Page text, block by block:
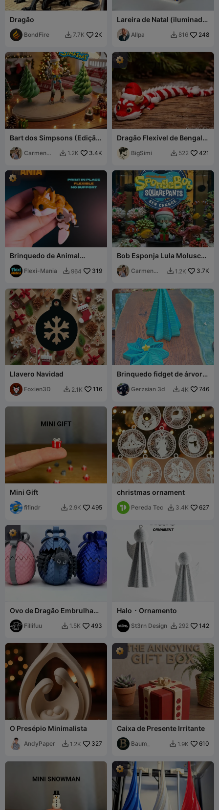
Dragão
BondFire  7.7K 2K
Lareira de Natal (iluminada)
// Lareira de Natal
(iluminada)
Allpa  816 248
Bart dos Simpsons (Edição
Natal x Fortnite)
Carmen
 1.2K 3.4K
Dragão Flexível de Bengala
Doce
BigSimi  522 421
Brinquedo de Animal
Imprimível Totalmente
Articulado Flexi Fox
Flexi-Mania  964 319
Bob Esponja Lula Molusco
(Edição de Natal)
Carmen
 1.2K 3.7K
Llavero Navidad
Foxien3D  2.1K 116
Brinquedo fidget de árvore
de Natal
Gerzsian 3d  4K 746
Mini Gift
fifindr  2.9K 495
christmas ornament
Pereda Tec  3.4K 627
Ovo de Dragão Embrulhado
para Presente
Fillifuu  1.5K 493
Halo ⬝ Ornamento
St3rn Design  292 142
O Presépio Minimalista
AndyPaper  1.2K 327
Caixa de Presente Irritante
Baum_  1.9K 610